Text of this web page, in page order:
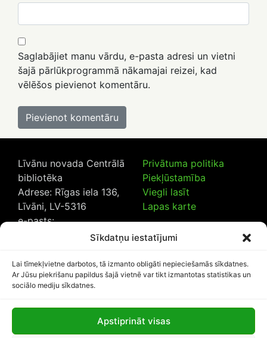
Sīkdatņu iestatījumi
Lai tīmekļvietne darbotos, tā izmanto obligāti nepieciešamās sīkdatnes.
Ar Jūsu piekrišanu papildus šajā vietnē var tikt izmantotas statistikas un
sociālo mediju sīkdatnes.
Apstiprināt visas
Saglabājiet manu vārdu, e-pasta adresi un vietni
šajā pārlūkprogrammā nākamajai reizei, kad
vēlēšos pievienot komentāru.
Līvānu novada Centrālā
bibliotēka
Adrese: Rīgas iela 136,
Līvāni, LV-5316
e-pasts:
20230925
Privātuma politika
Piekļūstamība
Viegli lasīt
Lapas karte
Lapas apmeklētāju skaits: